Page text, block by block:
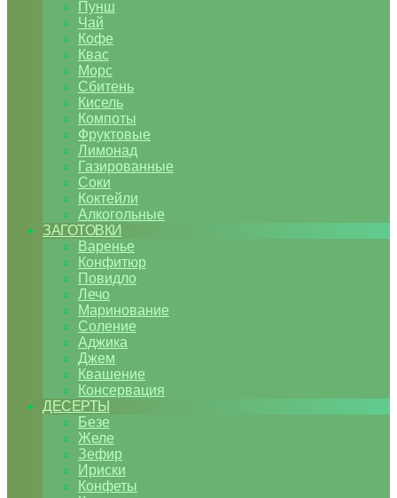
Пунш
Чай
Кофе
Квас
Морс
Сбитень
Кисель
Компоты
Фруктовые
Лимонад
Газированные
Соки
Коктейли
Алкогольные
ЗАГОТОВКИ
Варенье
Конфитюр
Повидло
Лечо
Маринование
Соление
Аджика
Джем
Квашение
Консервация
ДЕСЕРТЫ
Безе
Желе
Зефир
Ириски
Конфеты